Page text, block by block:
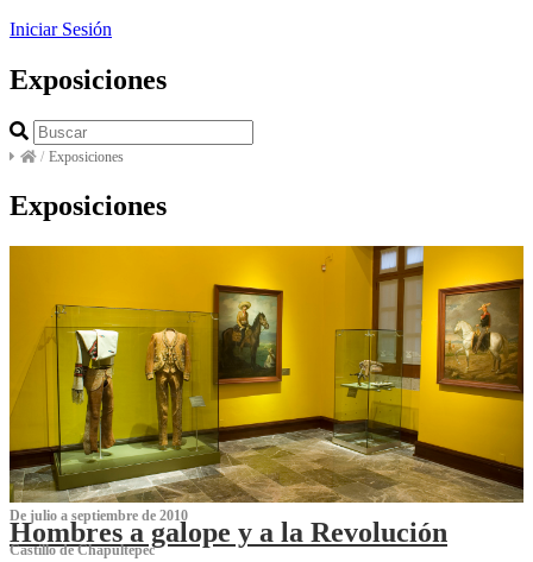
Iniciar Sesión
Exposiciones
/ Exposiciones
Exposiciones
De julio a septiembre de 2010
Hombres a galope y a la Revolución
Castillo de Chapultepec